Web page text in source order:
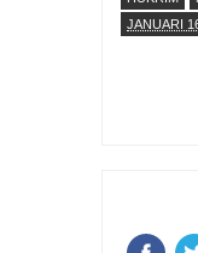
JANUARI